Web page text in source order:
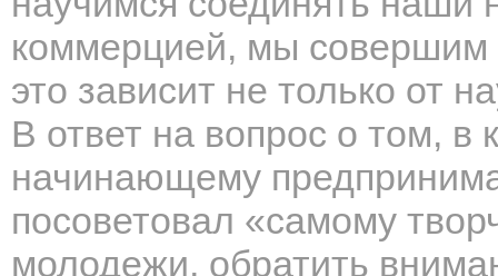
коммерцией, мы
это зависит не только от
В ответ на вопрос о том,
начинающему
посоветовал «самому
молодежи, обратить